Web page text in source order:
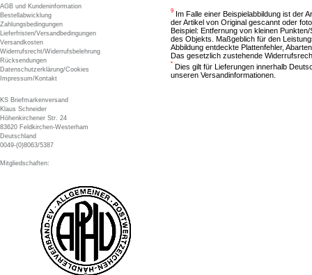
AGB und Kundeninformation
Bestellabwicklung
Zahlungsbedingungen
Lieferfristen/Versandbedingungen
Versandkosten
Widerrufsrecht/Widerrufsbelehrung
Rücksendungen
Datenschutzerklärung/Cookies
Impressum/Kontakt
KS Briefmarkenversand
Klaus Schneider
Höhenkirchener Str. 24
83620 Feldkirchen-Westerham
Deutschland
0049-(0)8063/5387
Mitgliedschaften:
9
Im Falle einer Beispielabbildung ist der
der Artikel von Original gescannt oder
Beispiel: Entfernung von kleinen
des Objekts. Maßgeblich für den
Abbildung entdeckte Plattenfehler,
Das gesetzlich zustehende
* Dies gilt für Lieferungen innerhalb
unseren Versandinformationen.